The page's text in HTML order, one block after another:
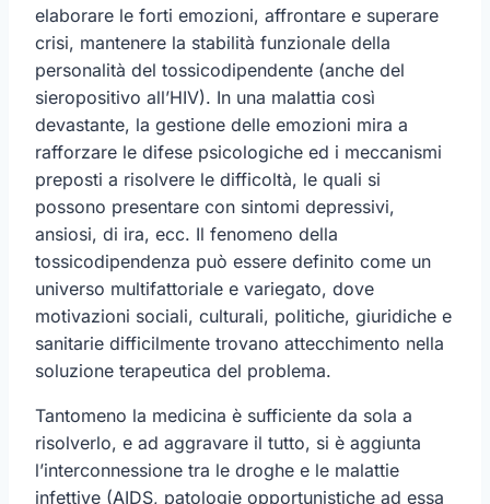
elaborare le forti emozioni, affrontare e superare
crisi, mantenere la stabilità funzionale della
personalità del tossicodipendente (anche del
sieropositivo all’HIV). In una malattia così
devastante, la gestione delle emozioni mira a
rafforzare le difese psicologiche ed i meccanismi
preposti a risolvere le difficoltà, le quali si
possono presentare con sintomi depressivi,
ansiosi, di ira, ecc. Il fenomeno della
tossicodipendenza può essere definito come un
universo multifattoriale e variegato, dove
motivazioni sociali, culturali, politiche, giuridiche e
sanitarie difficilmente trovano attecchimento nella
soluzione terapeutica del problema.
Tantomeno la medicina è sufficiente da sola a
risolverlo, e ad aggravare il tutto, si è aggiunta
l’interconnessione tra le droghe e le malattie
infettive (AIDS, patologie opportunistiche ad essa